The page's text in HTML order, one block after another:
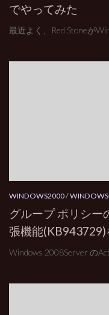
でやってみた
最近よく、Red Stoneが
WINDOWS2000/
グループ ポリシー
張機能
Windows 2008Server の